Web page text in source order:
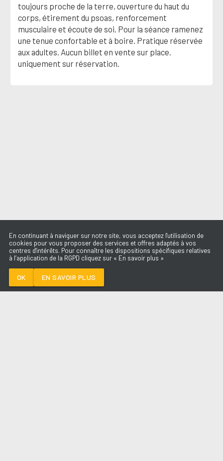
toujours proche de la terre, ouverture du haut du
corps, étirement du psoas, renforcement
musculaire et écoute de soi. Pour la séance ramenez
une tenue confortable et à boire. Pratique réservée
aux adultes. Aucun billet en vente sur place.
uniquement sur réservation.
En continuant à naviguer sur notre site, vous acceptez l'utilisation de
cookies pour vous proposer des services et offres adaptés à vos
centres d'intérêts. Pour connaître les dispositions spécifiques relatives
à l’application de la RGPD cliquez sur « En savoir plus »
OK EN SAVOIR PLUS